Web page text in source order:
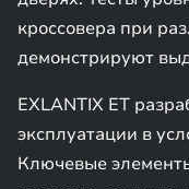
кроссовера при
демонстрируют
EXLANTIX ET
эксплуатации в
Ключевые